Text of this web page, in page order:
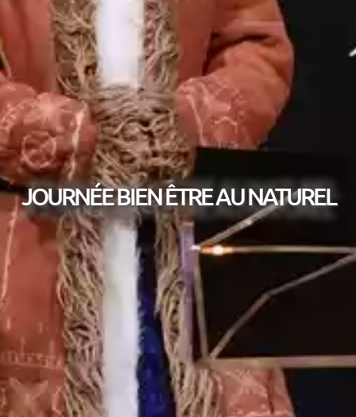
JOURNÉE BIEN ÊTRE AU NATUREL